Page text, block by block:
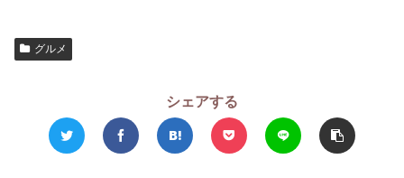
グルメ
シェアする